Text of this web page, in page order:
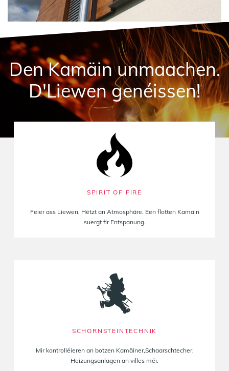
Den Kamäin unmaachen.
D'Liewen genéissen!
EIS ANER SERVICER
SPIRIT OF FIRE
Feier ass Liewen, Hëtzt an Atmosphäre. Een flotten Kamäin
suergt fir Entspanung.
SCHORNSTEINTECHNIK
Mir kontrolléieren an botzen Kamäiner,Schaarschtecher,
Heizungsanlagen an villes méi.